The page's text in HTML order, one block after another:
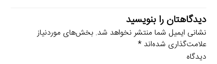
دیدگاهتان را بنویسید
نشانی ایمیل شما منتشر نخواهد شد. بخش‌های موردنیاز
علامت‌گذاری شده‌اند*
دیدگاه